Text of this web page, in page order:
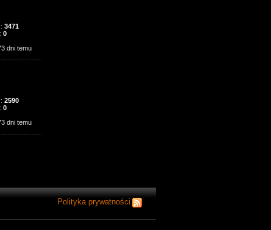
3471
0
dni temu
2590
0
dni temu
Polityka prywatności